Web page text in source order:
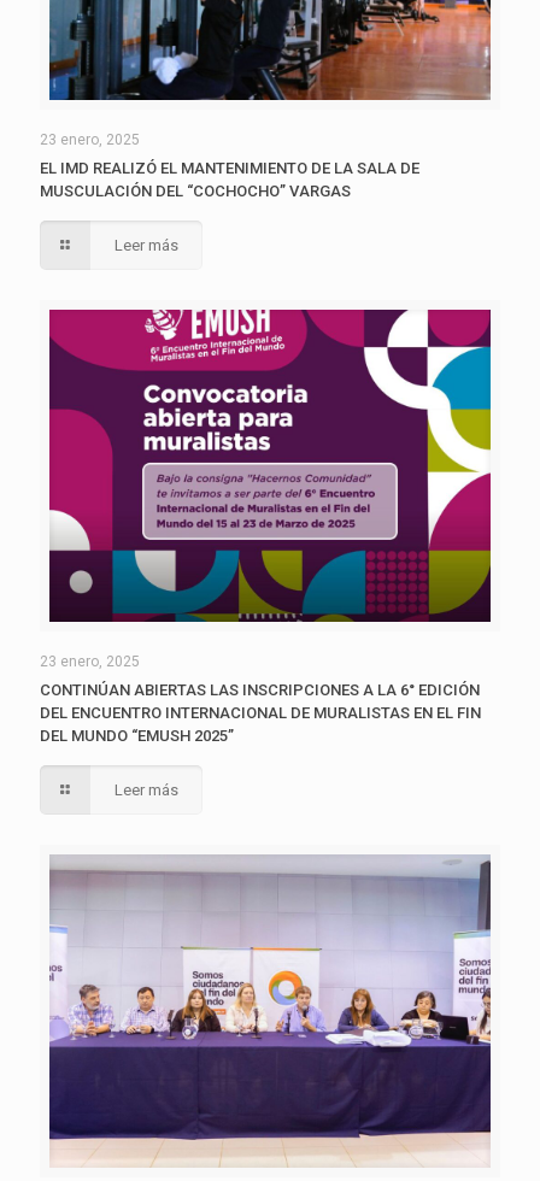
23 enero, 2025
EL IMD REALIZÓ EL MANTENIMIENTO DE LA SALA DE
MUSCULACIÓN DEL “COCHOCHO” VARGAS
Leer más
23 enero, 2025
CONTINÚAN ABIERTAS LAS INSCRIPCIONES A LA 6° EDICIÓN
DEL ENCUENTRO INTERNACIONAL DE MURALISTAS EN EL FIN
DEL MUNDO “EMUSH 2025”
Leer más